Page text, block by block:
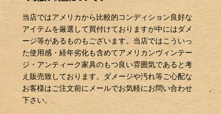
当店ではアメリカから比較的コンディション良好な
アイテムを厳選して買付けておりますが中にはダメ
ージ等があるものもございます。当店ではこういっ
た使用感・経年劣化も含めてアメリカンヴィンテー
ジ・アンティーク家具のもつ良い雰囲気であると考
え販売致しております。ダメージや汚れ等ご心配な
お客様はご注文前にメールでお気軽にお問い合わせ
下さい。